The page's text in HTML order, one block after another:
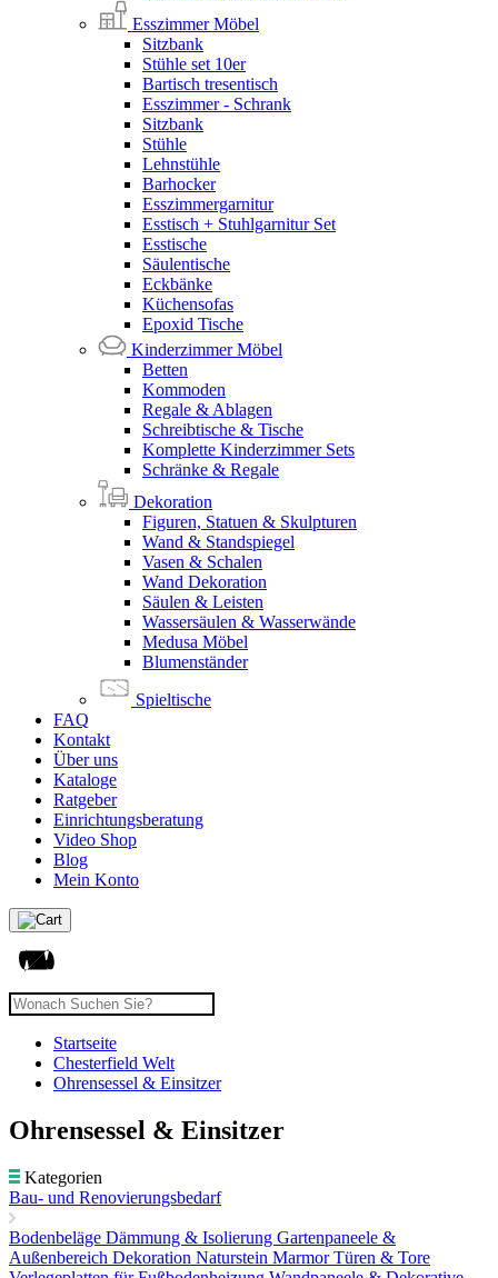
Esszimmer Möbel
Sitzbank
Stühle set 10er
Bartisch tresentisch
Esszimmer - Schrank
Sitzbank
Stühle
Lehnstühle
Barhocker
Esszimmergarnitur
Esstisch + Stuhlgarnitur Set
Esstische
Säulentische
Eckbänke
Küchensofas
Epoxid Tische
Kinderzimmer Möbel
Betten
Kommoden
Regale & Ablagen
Schreibtische & Tische
Komplette Kinderzimmer Sets
Schränke & Regale
Dekoration
Figuren, Statuen & Skulpturen
Wand & Standspiegel
Vasen & Schalen
Wand Dekoration
Säulen & Leisten
Wassersäulen & Wasserwände
Medusa Möbel
Blumenständer
Spieltische
FAQ
Kontakt
Über uns
Kataloge
Ratgeber
Einrichtungsberatung
Video Shop
Blog
Mein Konto
Startseite
Chesterfield Welt
Ohrensessel & Einsitzer
Ohrensessel & Einsitzer
Kategorien
Bau- und Renovierungsbedarf
Bodenbeläge Dämmung & Isolierung Gartenpaneele &
Außenbereich Dekoration Naturstein MarmorTüren & Tore